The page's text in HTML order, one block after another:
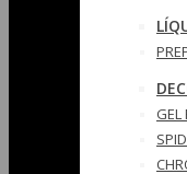
GEL